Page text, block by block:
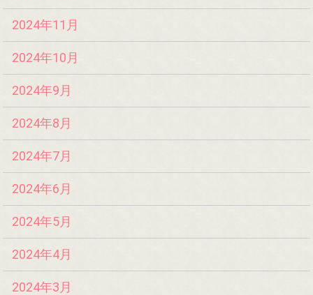
2024年11月
2024年10月
2024年9月
2024年8月
2024年7月
2024年6月
2024年5月
2024年4月
2024年3月